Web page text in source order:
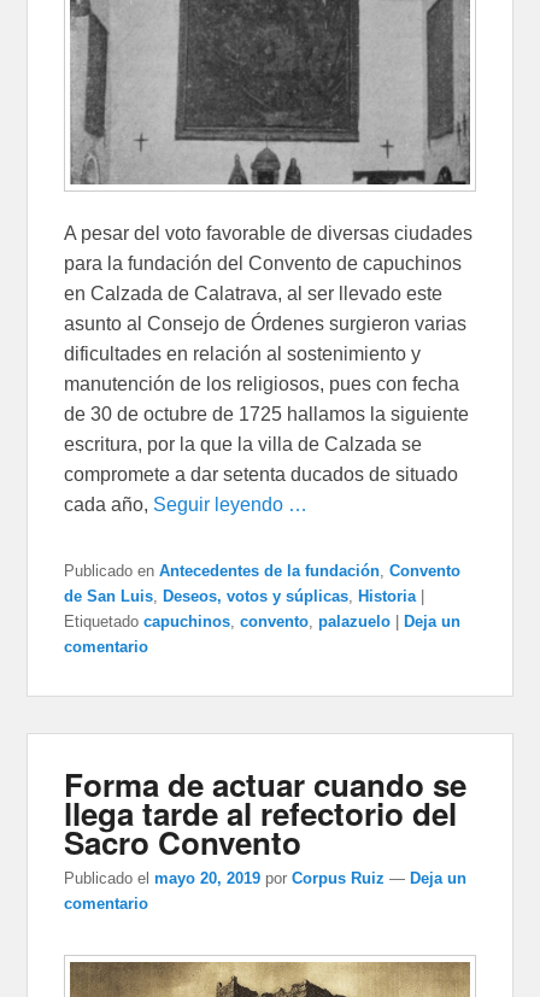
A pesar del voto favorable de diversas ciudades
para la fundación del Convento de capuchinos
en Calzada de Calatrava, al ser llevado este
asunto al Consejo de Órdenes surgieron varias
dificultades en relación al sostenimiento y
manutención de los religiosos, pues con fecha
de 30 de octubre de 1725 hallamos la siguiente
escritura, por la que la villa de Calzada se
compromete a dar setenta ducados de situado
cada año, Seguir leyendo …
Publicado en Antecedentes de la fundación ,Convento
de San Luis ,Deseos, votos y súplicas ,Historia |
Etiquetado capuchinos ,convento ,palazuelo |Deja un
comentario
Forma de actuar cuando se
llega tarde al refectorio del
Sacro Convento
Publicado el mayo 20, 2019 porCorpus Ruiz — Deja un
comentario